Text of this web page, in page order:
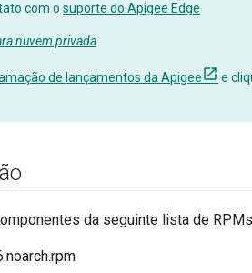
com o suporte do Apigee Edge
nuvem privada
de lançamentos da Apigee e
da seguinte lista de